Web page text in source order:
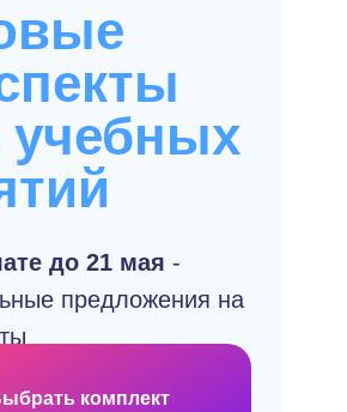
учебных
до 21 мая -
предложения на
комплект